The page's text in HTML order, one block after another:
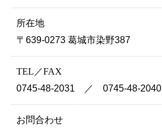
所在地
〒639-0273 葛城市染野387
TEL／FAX
0745-48-2031 ／ 0745-48-2040
お問合わせ